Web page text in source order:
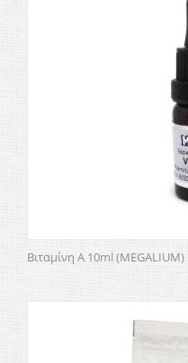
Βιταμίνη Α 10ml (MEGALIUM)